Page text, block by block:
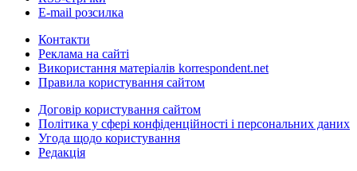
E-mail розсилка
Контакти
Реклама на сайті
Використання матеріалів korrespondent.net
Правила користування сайтом
Договір користування сайтом
Політика у сфері конфіденційності і персональних даних
Угода щодо користування
Редакція